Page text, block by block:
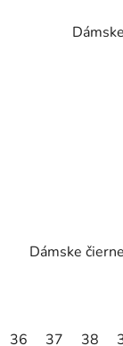
Dámske
36 37 38